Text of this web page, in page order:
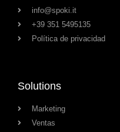
info@spoki.it
+39 351 5495135
Política de privacidad
Solutions
Marketing
Ventas